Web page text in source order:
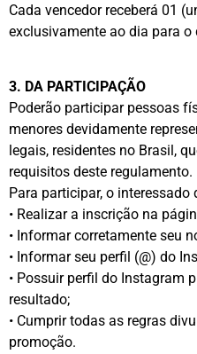
Cada vencedor receberá 01
exclusivamente ao dia para
3. DA PARTICIPAÇÃO
Poderão participar pessoas
menores devidamente
legais, residentes no Brasil,
requisitos deste regulamento.
Para participar, o interessado
• Realizar a inscrição na
• Informar corretamente seu
• Informar seu perfil (@) do
• Possuir perfil do Instagram
resultado;
• Cumprir todas as regras
promoção.